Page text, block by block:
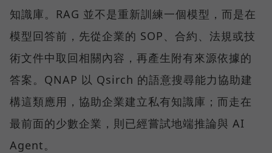
知識庫。RAG 並不是重新訓練一個模型，而是在
模型回答前，先從企業的 SOP、合約、法規或技
術文件中取回相關內容，再產生附有來源依據的
答案。QNAP 以 Qsirch 的語意搜尋能力協助建
構這類應用，協助企業建立私有知識庫；而走在
最前面的少數企業，則已經嘗試地端推論與 AI
Agent。